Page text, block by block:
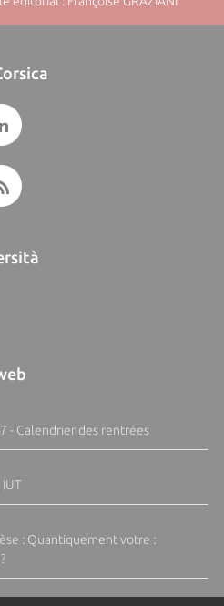
- Calendrier des rentrées
: Quantiquement votre :